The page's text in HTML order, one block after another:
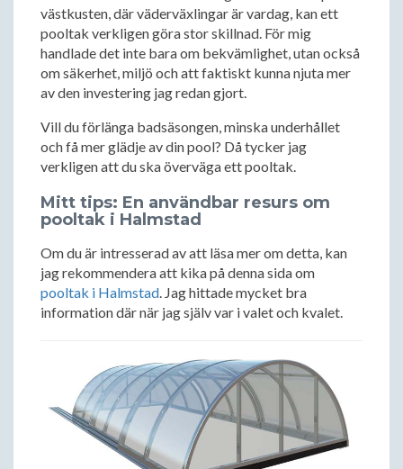
västkusten, där väderväxlingar är vardag, kan ett
pooltak verkligen göra stor skillnad. För mig
handlade det inte bara om bekvämlighet, utan också
om säkerhet, miljö och att faktiskt kunna njuta mer
av den investering jag redan gjort.
Vill du förlänga badsäsongen, minska underhållet
och få mer glädje av din pool? Då tycker jag
verkligen att du ska överväga ett pooltak.
Mitt tips: En användbar resurs om
pooltak i Halmstad
Om du är intresserad av att läsa mer om detta, kan
jag rekommendera att kika på denna sida om
pooltak i Halmstad. Jag hittade mycket bra
information där när jag själv var i valet och kvalet.